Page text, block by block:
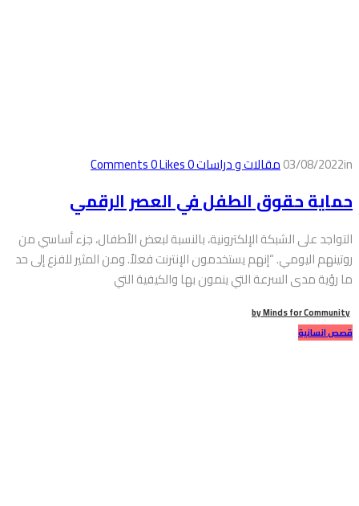
03/08/2022in مقالات و دراسات0
Comments
0Likes
حماية حقوق الطفل في العصر الرقمي
التواجد على الشبكة الإلكترونية، بالنسبة لبعض الأطفال، جزء أساسي من
روتينهم اليومي. “إنهم يستخدمون الإنترنت فعلاً. ومن المثير للفزع إلى حد
ما رؤية مدى السرعة التي ينمون بها والكيفية التي
byMinds for Community
قصص انسانية